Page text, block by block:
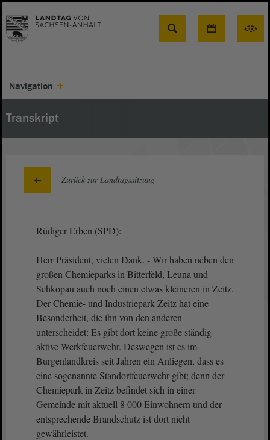
Suche
Navigation
Transkript
Zurück zur Landtagssitzung
Rüdiger Erben (SPD):
Herr Präsident, vielen Dank. - Wir haben neben den
großen Chemieparks in Bitterfeld, Leuna und
Schkopau auch noch einen etwas kleineren in Zeitz.
Der Chemie- und Industriepark Zeitz hat eine
Besonderheit, die ihn von den anderen
unterscheidet: Es gibt dort keine große ständig
aktive Werkfeuerwehr. Deswegen ist es im
Burgenlandkreis seit Jahren ein Anliegen, dass es
eine sogenannte Standortfeuerwehr gibt; denn der
Chemiepark in Zeitz befindet sich in einer
Gemeinde mit aktuell 8 000 Einwohnern und der
entsprechende Brandschutz ist dort nicht
gewährleistet.